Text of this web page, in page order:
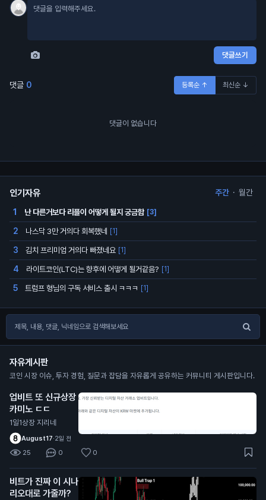
댓글쓰기
댓글 0 등록순 ↑ 최신순 ↓
댓글이 없습니다
인기자유 주간 · 월간
1 난 다른거보다 리플이 어떻게 될지 궁금함 [3]
2 나스닥 3만 거의다 회복했네 [1]
3 김치 프리미엄 거의다 빠졌네요 [1]
4 라이트코인(LTC)는 향후에 어떻게 될거같음? [1]
5 트럼프 형님의 구독 서비스 출시 ㅋㅋㅋ [1]
자유게시판
코인 시장 이슈, 투자 경험, 질문과 잡담을 자유롭게 공유하는 커뮤니티 게시판입니다.
업비트 또 신규상장
카미노 ㄷㄷ
1일1상장 지리네
August17·2일 전
25 0 0
비트가 진짜 이 시나
리오대로 가줄까?